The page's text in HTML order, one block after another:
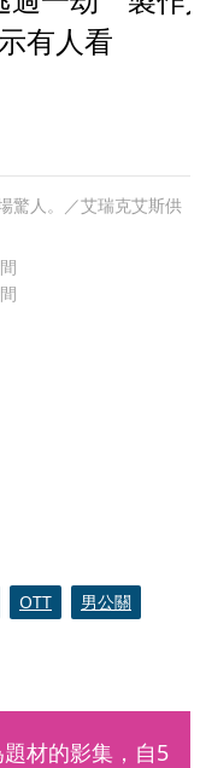
有人看
驚人。／艾瑞克艾斯供
OTT
男公關
材的影集，自5